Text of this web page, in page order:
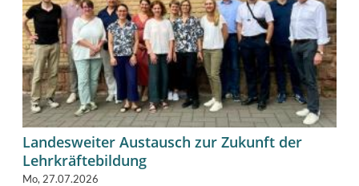
Landesweiter Austausch zur Zukunft der
Lehrkräftebildung
Mo, 27.07.2026